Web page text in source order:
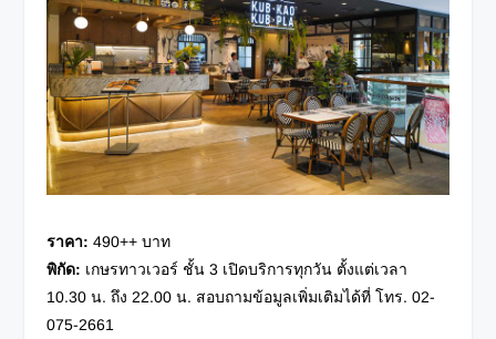
ราคา: 490++ บาท
พิกัด: เกษรทาวเวอร์ ชั้น 3 เปิดบริการทุกวัน ตั้งแต่เวลา
10.30 น. ถึง 22.00 น. สอบถามข้อมูลเพิ่มเติมได้ที่โทร. 02-
075-2661